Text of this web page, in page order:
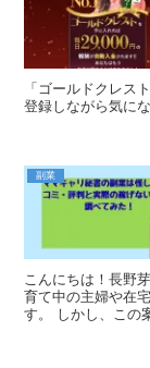
「ゴールドクレス
登録しながら気に
副業
こんにちは！長野
育て中の主婦や在
す。 しかし、この